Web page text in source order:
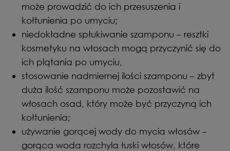
może prowadzić do ich przesuszenia i
kołtunienia po umyciu;
niedokładne spłukiwanie szamponu – resztki
kosmetyku na włosach mogą przyczynić się do
ich plątania po umyciu,
stosowanie nadmiernej ilości szamponu – zbyt
duża ilość szamponu może pozostawić na
włosach osad, który może być przyczyną ich
kołtunienia;
używanie gorącej wody do mycia włosów –
gorąca woda rozchyla łuski włosów, które